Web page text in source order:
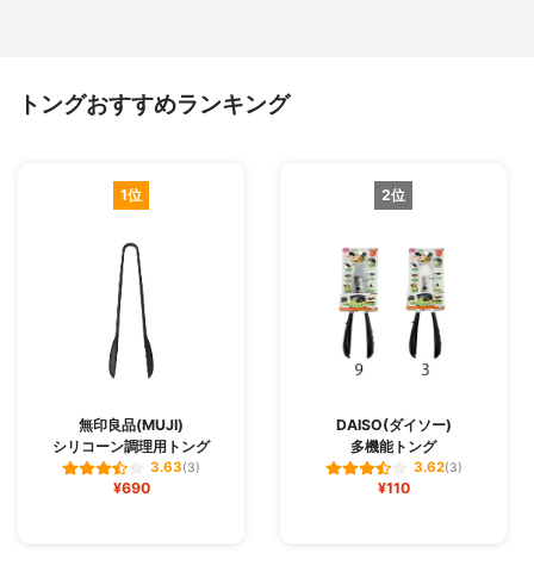
トングおすすめランキング
1位
無印良品(MUJI)
シリコーン調理用トング
3.63(3)
¥690
2位
DAISO(ダイソー)
多機能トング
3.62(3)
¥110